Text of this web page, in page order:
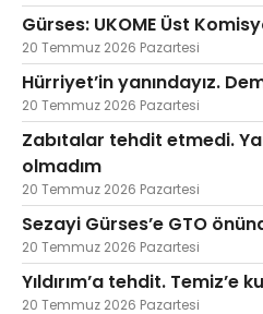
Gürses: UKOME Üst
20 Temmuz 2026 Pazartesi
Hürriyet’in yanındayız.
20 Temmuz 2026 Pazartesi
Zabıtalar tehdit etmedi.
olmadım
20 Temmuz 2026 Pazartesi
Sezayi Gürses’e GTO
20 Temmuz 2026 Pazartesi
Yıldırım’a tehdit.
20 Temmuz 2026 Pazartesi